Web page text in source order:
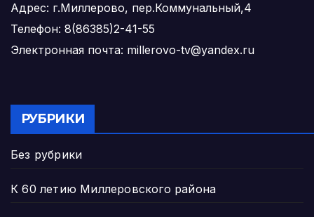
Адрес: г.Миллерово, пер.Коммунальный,4
Телефон: 8(86385)2-41-55
Электронная почта: millerovo-tv@yandex.ru
РУБРИКИ
Без рубрики
К 60 летию Миллеровского района